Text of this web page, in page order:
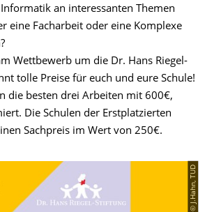
an interessanten Themen
eine Facharbeit oder eine Komplexe
Wettbewerb um die Dr. Hans Riegel-
tolle Preise für euch und eure Schule!
die besten drei Arbeiten mit 600€,
Die Schulen der Erstplatzierten
Sachpreis im Wert von 250€.
© J.Hahn, TUD